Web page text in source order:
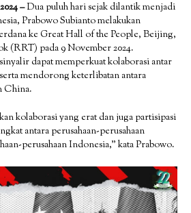
–Dua puluh hari sejak dilantik menjadi
Prabowo Subianto melakukan
ke Great Hall of the People, Beijing,
(RRT) pada 9 November 2024.
dapat memperkuat kolaborasi antar
mendorong keterlibatan antara
China.
kolaborasi yang erat dan juga partisipasi
antara perusahaan-perusahaan
perusahaan Indonesia,” kata Prabowo.